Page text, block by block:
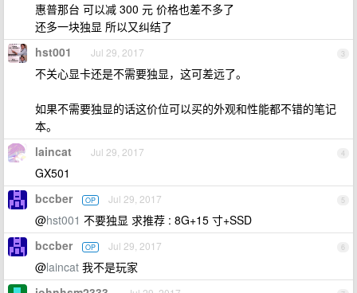
惠普那台 可以减 300 元 价格也差不多了
还多一块独显 所以又纠结了
3
hst001 Jul 29, 2017
不关心显卡还是不需要独显，这可差远了。
如果不需要独显的话这价位可以买的外观和性能都不错的笔记
本。
4
laincat Jul 29, 2017
GX501
5
bccber OP Jul 29, 2017
@hst001 不要独显 求推荐 : 8G+15 寸+SSD
6
bccber OP Jul 29, 2017
@laincat 我不是玩家